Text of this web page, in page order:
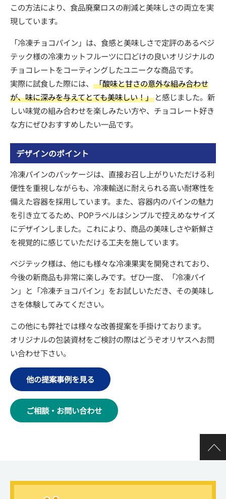
この方法により、食品廃棄ロスの削減と美味しさの両立を実
現しています。
「冷凍チョコパイン」は、食感と美味しさで定評のあるベジ
テック様の冷凍カットフルーツに口どけの良いオリジナルの
チョコレートをコーティングしたユニークな商品です。
実際に試食した際には、
「酸味と甘さの意外な組み合わせ
が、味に深みを与えてとても美味しい！」 と感じました。新
しい味覚の組み合わせを楽しみたい方や、チョコレート好き
な方にぜひおすすめしたい一品です。
デザインのポイント
冷凍パインのパッケージは、直接お召し上がりいただける利
便性を重視しながらも、冷凍輸送に耐えられる高い耐寒性を
備えた容器を採用しています。また、容器内のパインの魅力
を引き立てるため、POPラベルはシンプルで控えめなサイズ
にデザインしました。これにより、商品の美味しさや新鮮さ
を視覚的に感じていただける工夫を施しています。
ベジテック様は、他にも様々な冷凍果実を開発されており、
今後の新商品も非常に楽しみです。ぜひ一度、「冷凍パイ
ン」と「冷凍チョコパイン」をお試しいただき、その美味し
さを体験してみてください。
この他にも弊社では様々な改善提案を手掛けております。
オリジナルの包装資材をご検討の際はどうぞオリヤスへお問
い合わせ下さい。
他の提案事例を見る
ご相談・お問い合わせ